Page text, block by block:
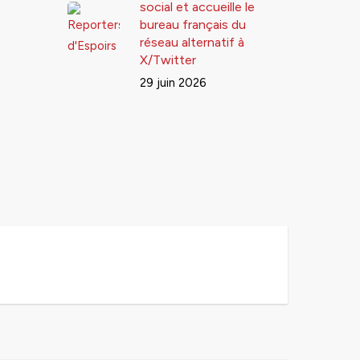
social et accueille le
bureau français du
réseau alternatif à
X/Twitter
29 juin 2026